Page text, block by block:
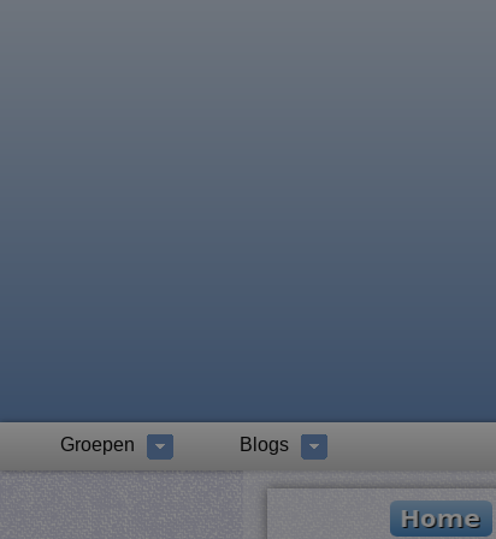
Groepen Blogs